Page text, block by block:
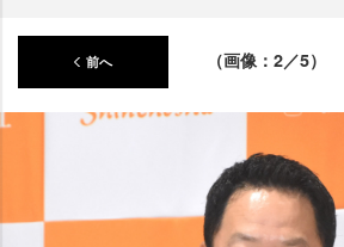
前へ （画像：2／5）